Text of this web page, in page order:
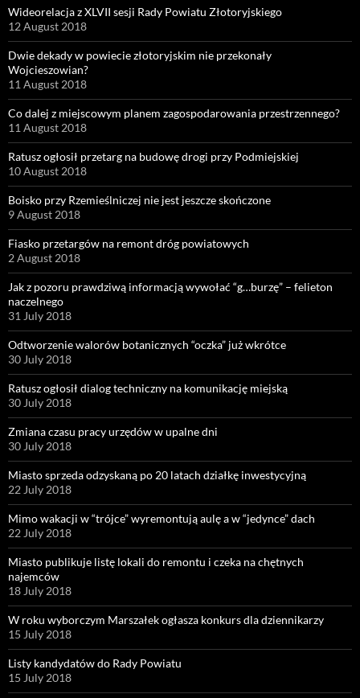
Wideorelacja z XLVII sesji Rady Powiatu Złotoryjskiego
12 August 2018
Dwie dekady w powiecie złotoryjskim nie przekonały
Wojcieszowian?
11 August 2018
Co dalej z miejscowym planem zagospodarowania przestrzennego?
11 August 2018
Ratusz ogłosił przetarg na budowę drogi przy Podmiejskiej
10 August 2018
Boisko przy Rzemieślniczej nie jest jeszcze skończone
9 August 2018
Fiasko przetargów na remont dróg powiatowych
2 August 2018
Jak z pozoru prawdziwą informacją wywołać “g…burzę” – felieton
naczelnego
31 July 2018
Odtworzenie walorów botanicznych “oczka” już wkrótce
30 July 2018
Ratusz ogłosił dialog techniczny na komunikację miejską
30 July 2018
Zmiana czasu pracy urzędów w upalne dni
30 July 2018
Miasto sprzeda odzyskaną po 20 latach działkę inwestycyjną
22 July 2018
Mimo wakacji w “trójce” wyremontują aulę a w “jedynce” dach
22 July 2018
Miasto publikuje listę lokali do remontu i czeka na chętnych
najemców
18 July 2018
W roku wyborczym Marszałek ogłasza konkurs dla dziennikarzy
15 July 2018
Listy kandydatów do Rady Powiatu
15 July 2018